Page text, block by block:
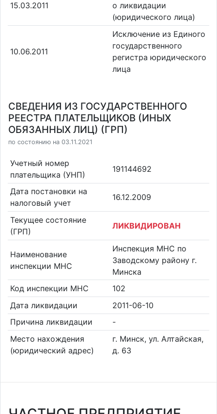
15.03.2011
о ликвидации
(юридического лица)
10.06.2011
Исключение из Единого
государственного
регистра юридического
лица
СВЕДЕНИЯ ИЗ ГОСУДАРСТВЕННОГО
РЕЕСТРА ПЛАТЕЛЬЩИКОВ (ИНЫХ
ОБЯЗАННЫХ ЛИЦ) (ГРП)
по состоянию на 03.11.2021
Учетный номер
плательщика (УНП)
191144692
Дата постановки на
налоговый учет
16.12.2009
Текущее состояние
(ГРП)
ЛИКВИДИРОВАН
Наименование
инспекции МНС
Инспекция МНС по
Заводскому району г.
Минска
Код инспекции МНС
102
Дата ликвидации
2011-06-10
Причина ликвидации
-
Место нахождения
(юридический адрес)
г. Минск, ул. Алтайская,
д. 63